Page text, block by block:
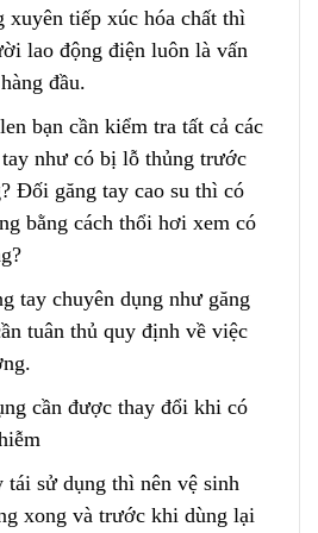
tiếp xúc hóa chất thì
lao động điện luôn là vấn
đầu.
bạn cần kiểm tra tất cả các
tay như có bị lỗ thủng trước
Đối găng tay cao su thì có
bằng cách thổi hơi xem có
tay chuyên dụng như găng
tuân thủ quy định về việc
cần được thay đổi khi có
tái sử dụng thì nên vệ sinh
xong và trước khi dùng lại